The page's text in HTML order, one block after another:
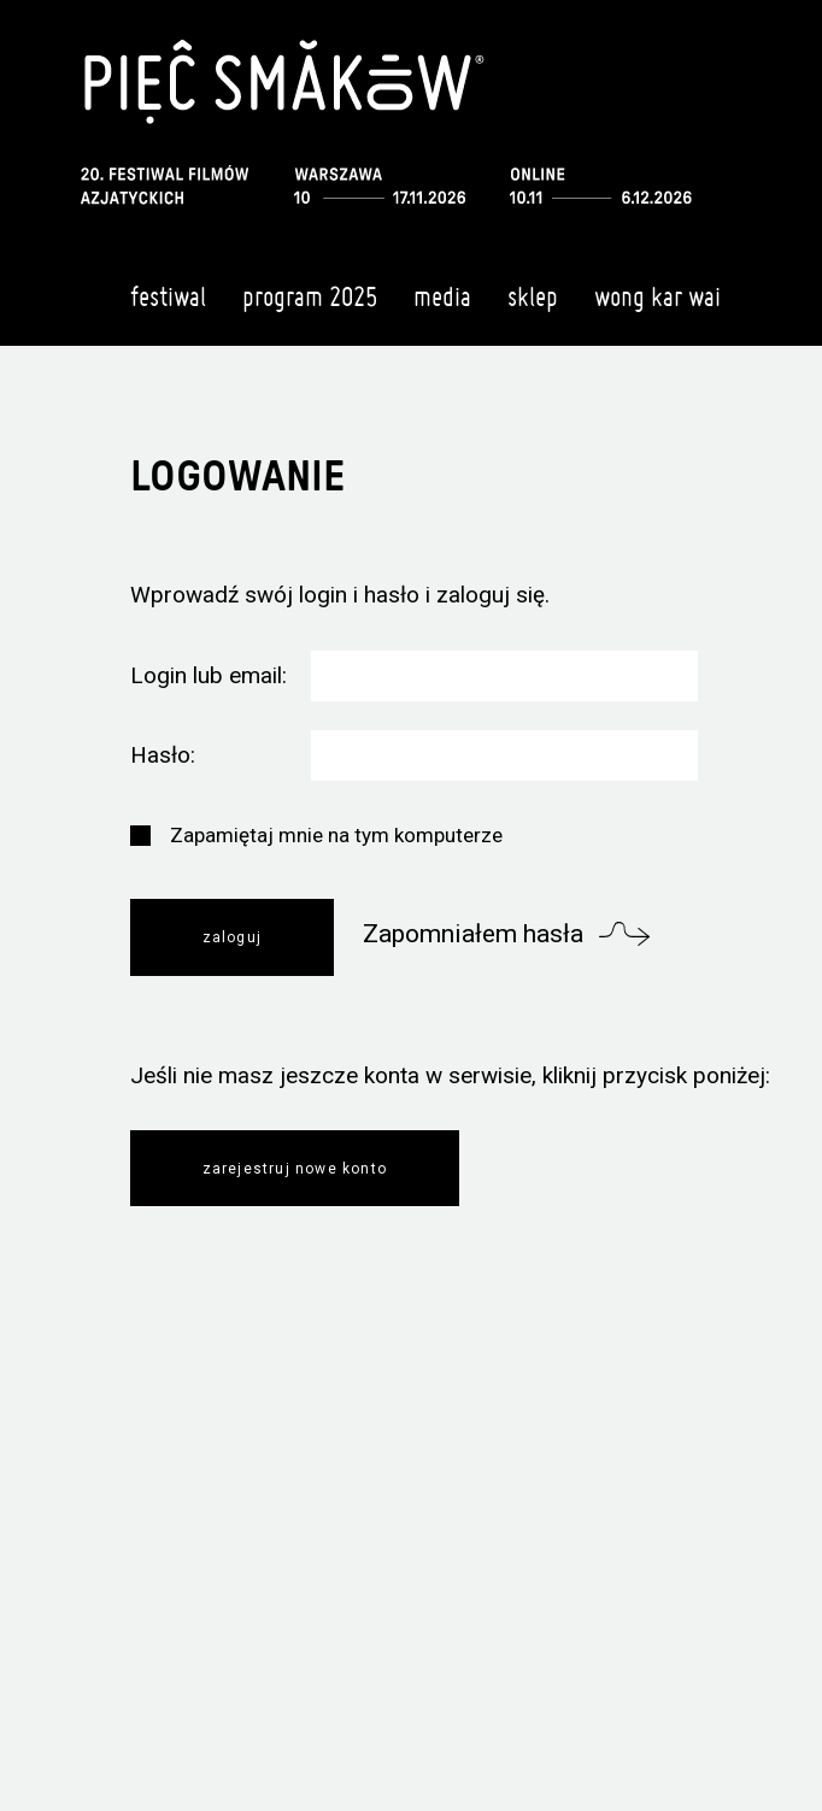
festiwal program 2025 media sklep wong kar wai
LOGOWANIE
Wprowadź swój login i hasło i zaloguj się.
Login lub email:
Hasło:
Zapamiętaj mnie na tym komputerze
Zapomniałem hasła
Jeśli nie masz jeszcze konta w serwisie, kliknij przycisk poniżej:
zarejestruj nowe konto